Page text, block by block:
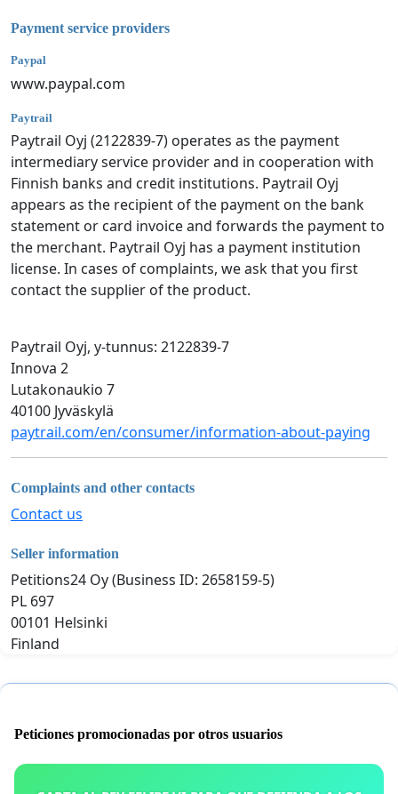
Payment service providers
Paypal
www.paypal.com
Paytrail
Paytrail Oyj (2122839-7) operates as the payment
intermediary service provider and in cooperation with
Finnish banks and credit institutions. Paytrail Oyj
appears as the recipient of the payment on the bank
statement or card invoice and forwards the payment to
the merchant. Paytrail Oyj has a payment institution
license. In cases of complaints, we ask that you first
contact the supplier of the product.
Paytrail Oyj, y-tunnus: 2122839-7
Innova 2
Lutakonaukio 7
40100 Jyväskylä
paytrail.com/en/consumer/information-about-paying
Complaints and other contacts
Contact us
Seller information
Petitions24 Oy (Business ID: 2658159-5)
PL 697
00101 Helsinki
Finland
Peticiones promocionadas por otros usuarios